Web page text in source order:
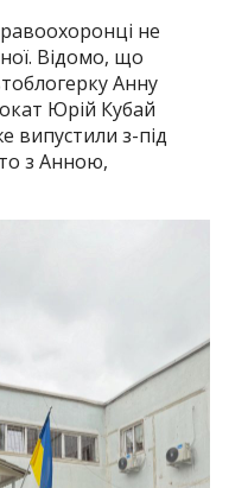
не
Відомо, що
Анну
Юрій Кубай
випустили з-під
з Анною,